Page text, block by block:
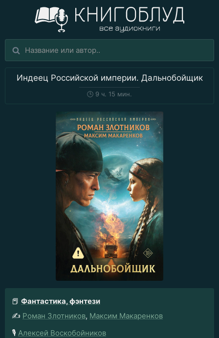
Индеец Российской империи. Дальнобойщик
🕒 9 ч. 15 мин.
📕 Фантастика, фэнтези
✍️ Роман Злотников, Максим Макаренков
🎙️ Алексей Воскобойников